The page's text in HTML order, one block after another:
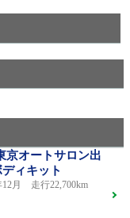
京オートサロン出
ィキット
月 走行22,700km